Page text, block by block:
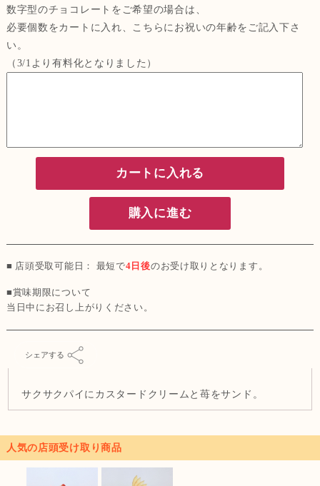
数字型のチョコレートをご希望の場合は、
必要個数をカートに入れ、こちらにお祝いの年齢をご記入下さ
い。
（3/1より有料化となりました）
カートに入れる
購入に進む
■ 店頭受取可能日： 最短で4日後のお受け取りとなります。
■賞味期限について
当日中にお召し上がりください。
シェアする
サクサクパイにカスタードクリームと苺をサンド。
人気の店頭受け取り商品